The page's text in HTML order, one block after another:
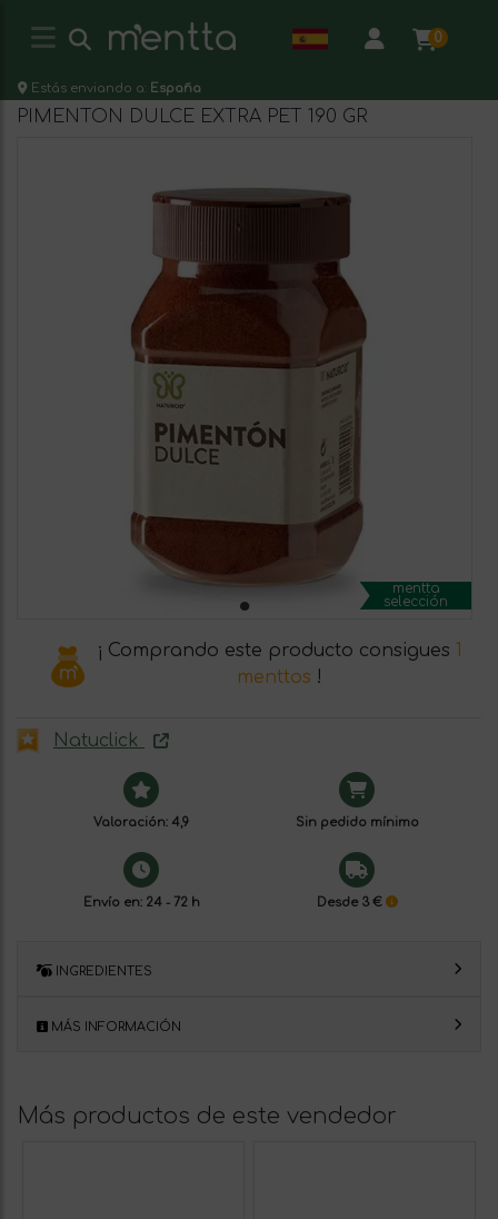
0
Estás enviando a: España
PIMENTON DULCE EXTRA PET 190 GR
mentta
selección
¡ Comprando este producto consigues 1
menttos !
Natuclick
Valoración: 4,9 Sin pedido mínimo
Envío en: 24 - 72 h Desde 3 €
INGREDIENTES
MÁS INFORMACIÓN
Más productos de este vendedor